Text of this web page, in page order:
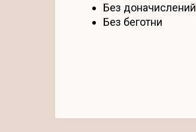
Без доначислений
Без беготни